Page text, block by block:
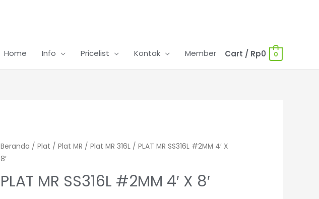
Home Info Pricelist Kontak Member Cart / Rp0 0
Beranda / Plat / Plat MR / Plat MR 316L / PLAT MR SS316L #2MM 4′ X
8′
PLAT MR SS316L #2MM 4′ X 8′